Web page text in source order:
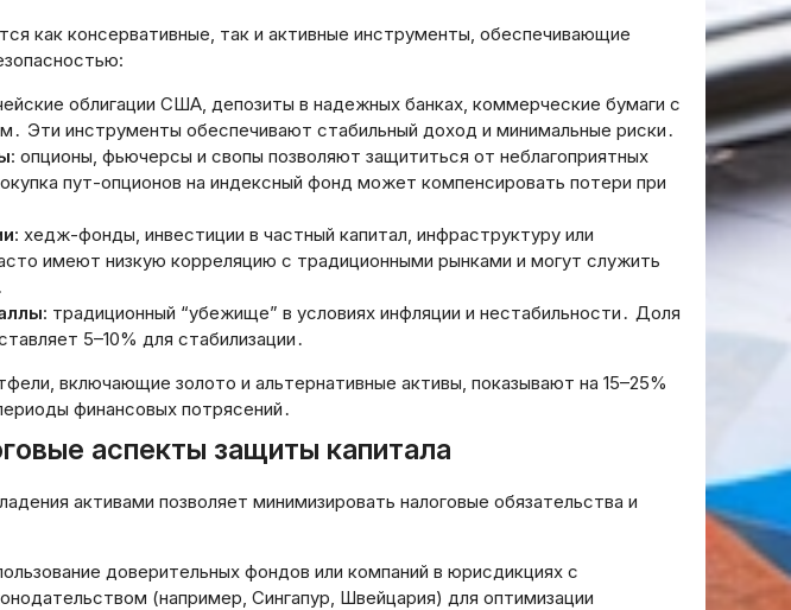
как консервативные, так и активные инструменты, обеспечивающие
облигации США, депозиты в надежных банках, коммерческие бумаги с
Эти инструменты обеспечивают стабильный доход и минимальные риски․
: опционы, фьючерсы и свопы позволяют защититься от неблагоприятных
пут-опционов на индексный фонд может компенсировать потери при
: хедж-фонды, инвестиции в частный капитал, инфраструктуру или
имеют низкую корреляцию с традиционными рынками и могут служить
: традиционный “убежище” в условиях инфляции и нестабильности․ Доля
5–10% для стабилизации․
включающие золото и альтернативные активы, показывают на 15–25%
финансовых потрясений․
аспекты защиты капитала
активами позволяет минимизировать налоговые обязательства и
доверительных фондов или компаний в юрисдикциях с
(например, Сингапур, Швейцария) для оптимизации
Важно, чтобы ответ был на
русском языке, без HTML-
символов, только сам
заголовок.
20.03.2026
Принцип работы блокчейна:
объяснение для
начинающих
20.03.2026